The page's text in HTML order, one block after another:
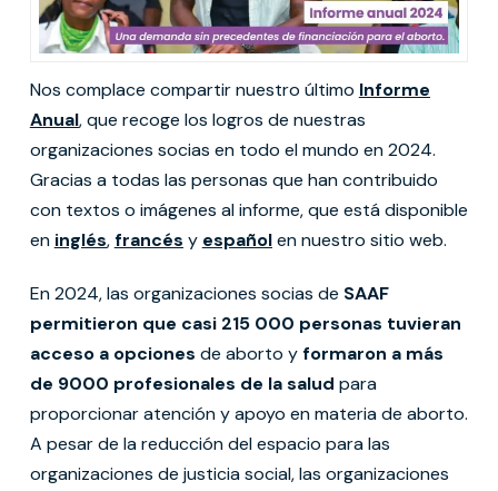
Nos complace compartir nuestro último Informe
Anual, que recoge los logros de nuestras
organizaciones socias en todo el mundo en 2024.
Gracias a todas las personas que han contribuido
con textos o imágenes al informe, que está disponible
en inglés,francés y españolen nuestro sitio web.
En 2024, las organizaciones socias de SAAF
permitieron que casi 215 000 personas tuvieran
acceso a opciones de aborto yformaron a más
de 9000 profesionales de la salud para
proporcionar atención y apoyo en materia de aborto.
A pesar de la reducción del espacio para las
organizaciones de justicia social, las organizaciones